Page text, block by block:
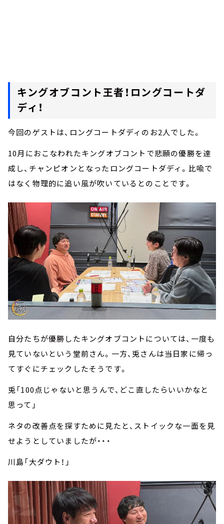
キングオブコント王者！ロングコートダ
ディ！
今回のゲストは、ロングコートダディのお2人でした。
10月におこなわれたキングオブコントで悲願の優勝を達
成し、チャンピオンとなったロングコートダディ。比喩で
はなく物理的に追い風が吹いているとのことです。
自分たちが優勝したキングオブコントについては、一度も
見ていないという堂前さん。一方、兎さんは当日家に帰っ
てすぐにチェックしたそうです。
兎「100点じゃないと思うんで、どこ直したらいいかなと
思って」
ネタの改善点を探すために見たと、ストイックな一面を見
せようとしていましたが・・・
川島「大ダウト！」